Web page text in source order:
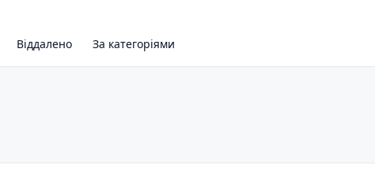
Віддалено За категоріями